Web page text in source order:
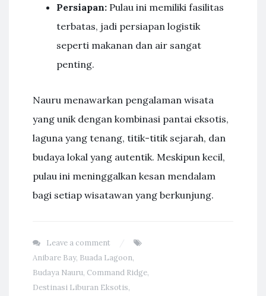
Persiapan: Pulau ini memiliki fasilitas
terbatas, jadi persiapan logistik
seperti makanan dan air sangat
penting.
Nauru menawarkan pengalaman wisata
yang unik dengan kombinasi pantai eksotis,
laguna yang tenang, titik-titik sejarah, dan
budaya lokal yang autentik. Meskipun kecil,
pulau ini meninggalkan kesan mendalam
bagi setiap wisatawan yang berkunjung.
Leave a comment
Anibare Bay, Buada Lagoon,
Budaya Nauru, Command Ridge,
Destinasi Liburan Eksotis,